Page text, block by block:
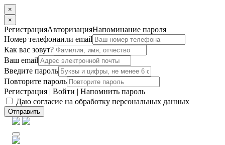
×
×
РегистрацияАвторизацияНапоминание пароля
Номер телефонаили email
Как вас зовут?
Ваш email
Введите пароль
Повторите пароль
Регистрация | Войти | Напомнить пароль
Даю согласие на обработку персональных данных
Отправить